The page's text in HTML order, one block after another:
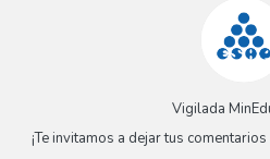
Vigilada
¡Te invitamos a dejar tus